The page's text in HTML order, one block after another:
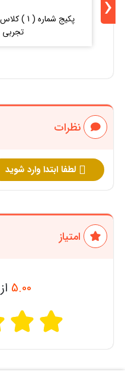
پکیج
تجربی - 1405-
نظرات
لطفا ابتدا وارد شوید
امتیاز
5.00 از 5 /